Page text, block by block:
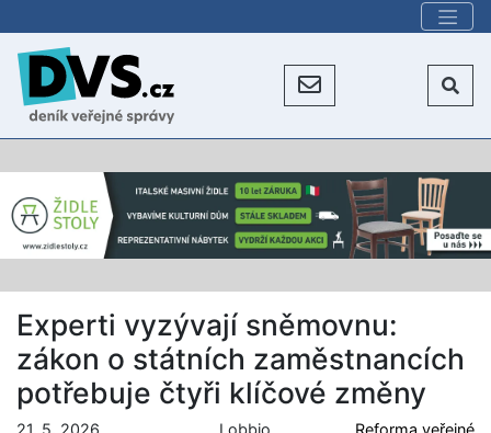
Experti vyzývají sněmovnu:
zákon o státních zaměstnancích
potřebuje čtyři klíčové změny
21. 5. 2026 Lobbio
Reforma veřejné